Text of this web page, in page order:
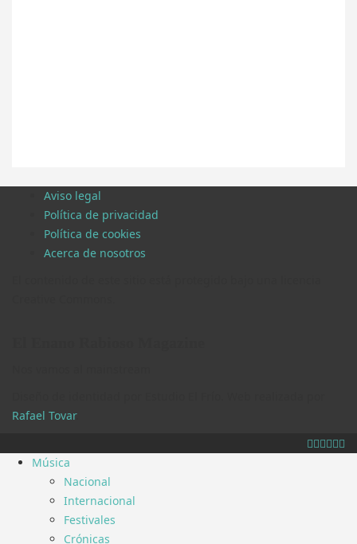
Aviso legal
Política de privacidad
Política de cookies
Acerca de nosotros
Rafael Tovar.
Música
Nacional
Internacional
Festivales
Crónicas